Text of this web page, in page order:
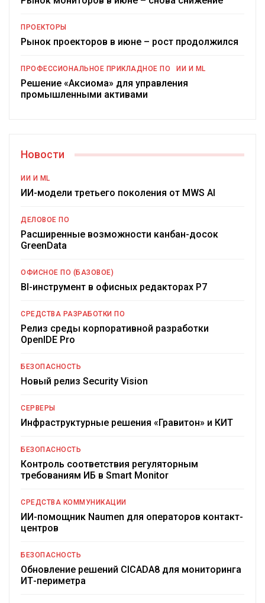
ПРОЕКТОРЫ
Рынок проекторов в июне – рост продолжился
ПРОФЕССИОНАЛЬНОЕ ПРИКЛАДНОЕ ПО ИИ И ML
Решение «Аксиома» для управления
промышленными активами
Новости
ИИ И ML
ИИ-модели третьего поколения от MWS AI
ДЕЛОВОЕ ПО
Расширенные возможности канбан-досок
GreenData
ОФИСНОЕ ПО (БАЗОВОЕ)
BI-инструмент в офисных редакторах Р7
СРЕДСТВА РАЗРАБОТКИ ПО
Релиз среды корпоративной разработки
OpenIDE Pro
БЕЗОПАСНОСТЬ
Новый релиз Security Vision
СЕРВЕРЫ
Инфраструктурные решения «Гравитон» и КИТ
БЕЗОПАСНОСТЬ
Контроль соответствия регуляторным
требованиям ИБ в Smart Monitor
СРЕДСТВА КОММУНИКАЦИИ
ИИ-помощник Naumen для операторов контакт-
центров
БЕЗОПАСНОСТЬ
Обновление решений CICADA8 для мониторинга
ИТ-периметра